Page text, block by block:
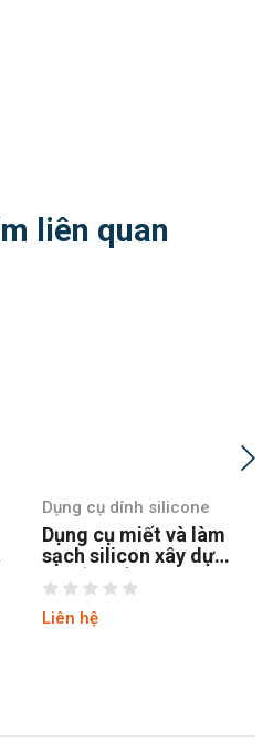
liên quan
Dụng cụ dính silicone
Dụng cụ trám trét nứt
GT774 chuyên nghiệp
11 cấu hình
Liên hệ